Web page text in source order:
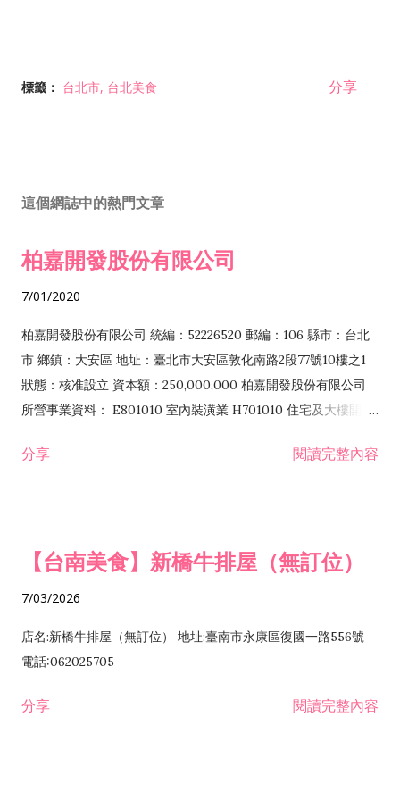
標籤： 台北市 台北美食 分享
這個網誌中的熱門文章
柏嘉開發股份有限公司
7/01/2020
柏嘉開發股份有限公司 統編：52226520 郵編：106 縣市：台北
市 鄉鎮：大安區 地址：臺北市大安區敦化南路2段77號10樓之1
狀態：核准設立 資本額：250,000,000 柏嘉開發股份有限公司
所營事業資料： E801010 室內裝潢業 H701010 住宅及大樓開發
發業 H703090 不動產買賣業 H703100 不動產租賃業 I503010
分享 閱讀完整內容
【台南美食】新橋牛排屋（無訂位）
7/03/2026
店名:新橋牛排屋（無訂位） 地址:臺南市永康區復國一路556號
電話:062025705
分享 閱讀完整內容